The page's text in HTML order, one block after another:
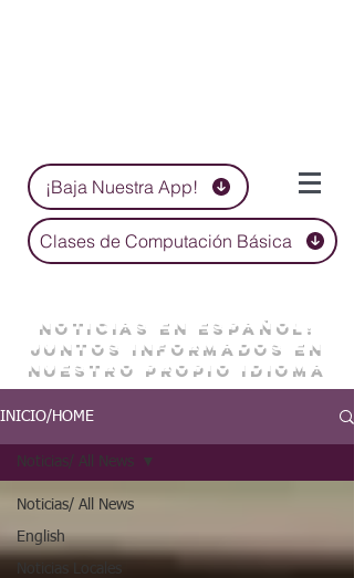
¡Baja Nuestra App!
Clases de Computación Básica
NOTICIAS EN ESPAÑOL:
JUNTOS INFORMADOS EN
NUESTRO PROPIO IDIOMA
INICIO/HOME
Noticias/ All News
English
Noticias Locales
Noticias/ All News